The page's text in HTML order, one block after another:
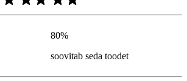
80%
soovitab seda toodet